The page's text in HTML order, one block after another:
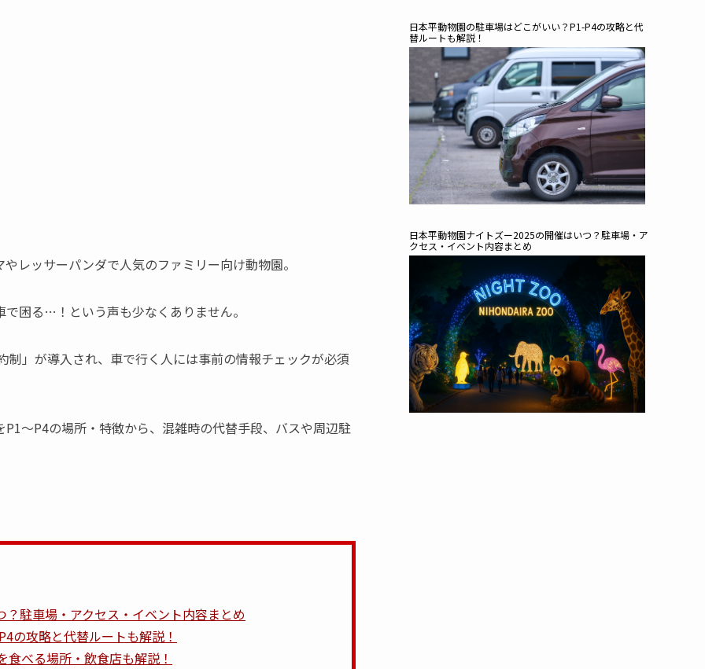
レッサーパンダで人気のファミリー向け動物園。
困る…！という声も少なくありません。
」が導入され、車で行く人には事前の情報チェックが必須
〜P4の場所・特徴から、混雑時の代替手段、バスや周辺駐
駐車場・アクセス・イベント内容まとめ
の攻略と代替ルートも解説！
べる場所・飲食店も解説！
日本平動物園の駐車場はどこがいい？P1-P4の攻略と代
替ルートも解説！
日本平動物園ナイトズー2025の開催はいつ？駐車場・ア
クセス・イベント内容まとめ